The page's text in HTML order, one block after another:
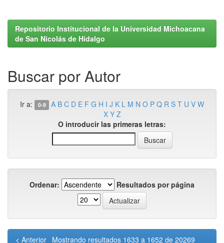
Repositorio Institucional de la Universidad Michoacana
de San Nicolás de Hidalgo
Buscar por Autor
Ir a: 0-9 A B C D E F G H I J K L M N O P Q R S T U V W
X Y Z
O introducir las primeras letras:
Ordenar: Resultados por página
Mostrando resultados 1633 a 1652 de 20269
< Anterior